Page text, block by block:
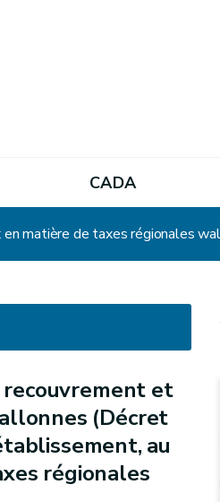
CADA
et
(Décret
au
régionales